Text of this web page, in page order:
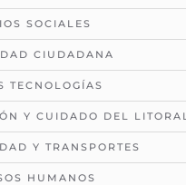
SOCIALES
CIUDADANA
TECNOLOGÍAS
Y CUIDADO DEL LITORAL
Y TRANSPORTES
HUMANOS